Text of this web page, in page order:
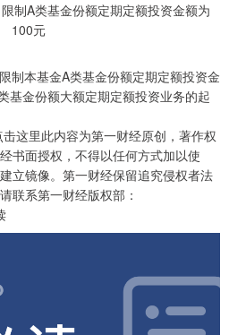
制本基金A类基金份额定期定额投资金
基金份额大额定期定额投资业务的起
这里此内容为第一财经原创，著作权
书面授权，不得以任何方式加以使
立镜像。第一财经保留追究侵权者法
联系第一财经版权部：